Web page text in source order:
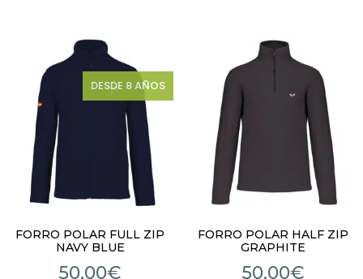
DESDE 8 AÑOS
FORRO POLAR FULL ZIP
NAVY BLUE
50,00€
FORRO POLAR HALF ZIP
GRAPHITE
50,00€